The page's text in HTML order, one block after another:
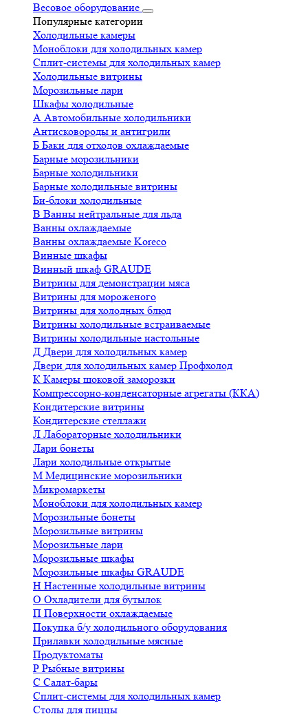
Весовое оборудование
Популярные категории
Холодильные камеры
Моноблоки для холодильных камер
Сплит-системы для холодильных камер
Холодильные витрины
Морозильные лари
Шкафы холодильные
А Автомобильные холодильники
Антисковороды и антигрили
Б Баки для отходов охлаждаемые
Барные морозильники
Барные холодильники
Барные холодильные витрины
Би-блоки холодильные
В Ванны нейтральные для льда
Ванны охлаждаемые
Ванны охлаждаемые Koreco
Винные шкафы
Винный шкаф GRAUDE
Витрины для демонстрации мяса
Витрины для мороженого
Витрины для холодных блюд
Витрины холодильные встраиваемые
Витрины холодильные настольные
Д Двери для холодильных камер
Двери для холодильных камер Профхолод
К Камеры шоковой заморозки
Компрессорно-конденсаторные агрегаты (ККА)
Кондитерские витрины
Кондитерские стеллажи
Л Лабораторные холодильники
Лари бонеты
Лари холодильные открытые
М Медицинские морозильники
Микромаркеты
Моноблоки для холодильных камер
Морозильные бонеты
Морозильные витрины
Морозильные лари
Морозильные шкафы
Морозильные шкафы GRAUDE
Н Настенные холодильные витрины
О Охладители для бутылок
П Поверхности охлаждаемые
Покупка б/у холодильного оборудования
Прилавки холодильные мясные
Продуктоматы
Р Рыбные витрины
С Салат-бары
Сплит-системы для холодильных камер
Столы для пиццы